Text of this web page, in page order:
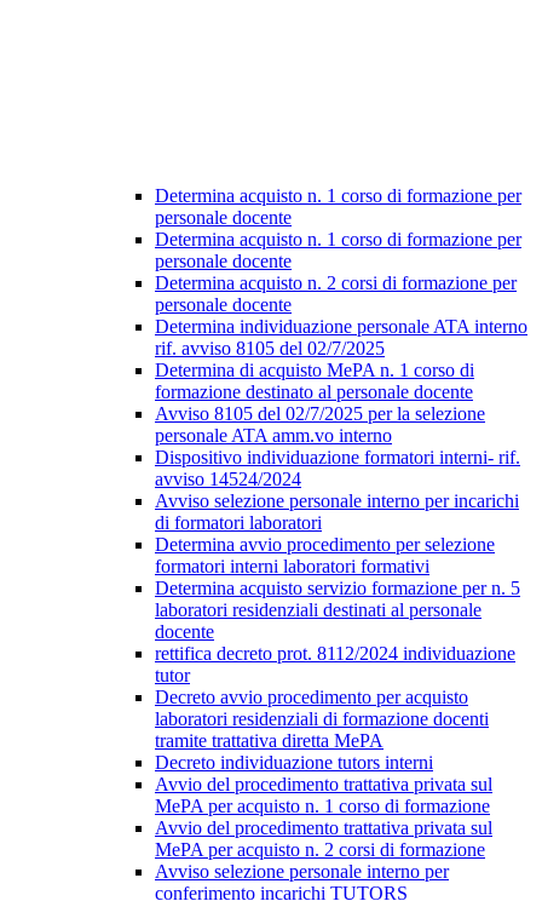
Determina acquisto n. 1 corso di formazione per
personale docente
Determina acquisto n. 1 corso di formazione per
personale docente
Determina acquisto n. 2 corsi di formazione per
personale docente
Determina individuazione personale ATA interno
rif. avviso 8105 del 02/7/2025
Determina di acquisto MePA n. 1 corso di
formazione destinato al personale docente
Avviso 8105 del 02/7/2025 per la selezione
personale ATA amm.vo interno
Dispositivo individuazione formatori interni- rif.
avviso 14524/2024
Avviso selezione personale interno per incarichi
di formatori laboratori
Determina avvio procedimento per selezione
formatori interni laboratori formativi
Determina acquisto servizio formazione per n. 5
laboratori residenziali destinati al personale
docente
rettifica decreto prot. 8112/2024 individuazione
tutor
Decreto avvio procedimento per acquisto
laboratori residenziali di formazione docenti
tramite trattativa diretta MePA
Decreto individuazione tutors interni
Avvio del procedimento trattativa privata sul
MePA per acquisto n. 1 corso di formazione
Avvio del procedimento trattativa privata sul
MePA per acquisto n. 2 corsi di formazione
Avviso selezione personale interno per
conferimento incarichi TUTORS